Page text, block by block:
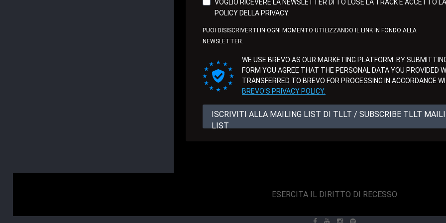
VOGLIO RICEVERE LA NEWSLETTER DI TO LOSE LA TRACK E ACCETTO LA
POLICY DELLA PRIVACY.
PUOI DISISCRIVERTI IN OGNI MOMENTO UTILIZZANDO IL LINK IN FONDO ALLA
NEWSLETTER.
WE USE BREVO AS OUR MARKETING PLATFORM. BY
FORM YOU AGREE THAT THE PERSONAL DATA YOU PROVIDED
TRANSFERRED TO BREVO FOR PROCESSING IN ACCORDANCE
BREVO'S PRIVACY POLICY.
ISCRIVITI ALLA MAILING LIST DI TLLT / SUBSCRIBE TLLT
LIST
ESERCITA IL DIRITTO DI RECESSO